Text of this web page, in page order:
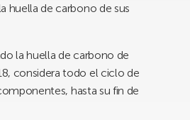
huella de carbono de sus
la huella de carbono de
considera todo el ciclo de
hasta su fin de